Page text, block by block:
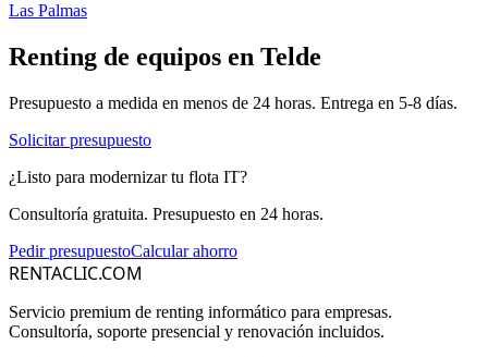
Las Palmas
Renting de equipos en Telde
Presupuesto a medida en menos de 24 horas. Entrega en 5-8 días.
Solicitar presupuesto
¿Listo para modernizar tu flota IT?
Consultoría gratuita. Presupuesto en 24 horas.
Pedir presupuestoCalcular ahorro
RENTACLIC.COM
Servicio premium de renting informático para empresas.
Consultoría, soporte presencial y renovación incluidos.